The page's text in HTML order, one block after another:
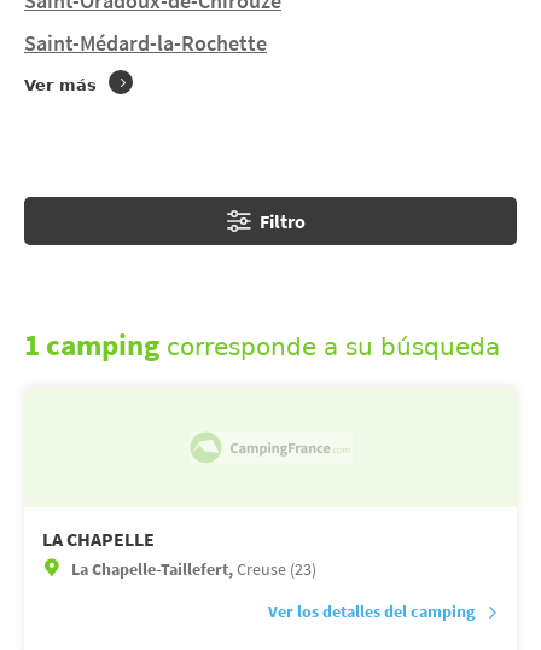
CHAPELLE y CAMPING DE COURTILLE situados en
Guéreta 6,99 km.
Saint-Médard-la-Rochette
Ver más
Filtro
1 camping corresponde a su búsqueda
LA CHAPELLE
La Chapelle-Taillefert,Creuse (23)
Ver los detalles del camping